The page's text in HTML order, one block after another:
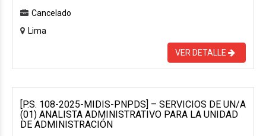
Cancelado
Lima
VER DETALLE
[P.S. 108-2025-MIDIS-PNPDS] – SERVICIOS DE UN/A
(01) ANALISTA ADMINISTRATIVO PARA LA UNIDAD
DE ADMINISTRACIÓN